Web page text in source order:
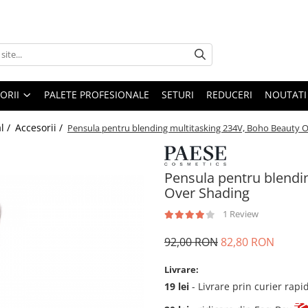
PALETE PROFESIONALE SETURI REDUCERI NOUTATI
/ Accesorii / Pensula pentru blending multitasking 234V, Boho Beauty
Pensula pentru
Over Shading
1 Review
92,00 RON82,80 RON
Livrare:
19 lei - Livrare prin curier